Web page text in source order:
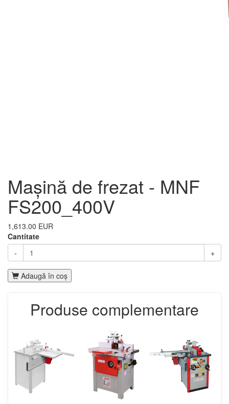
Mașină de frezat - MNF
FS200_400V
1,613.00 EUR
Cantitate
-
+
Adaugă în coş
Produse complementare